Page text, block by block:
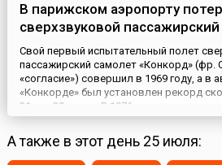
В парижском аэропорту
сверхзвуковой
Свой первый испытательный полет
пассажирский самолет «Конкорд» (фр.
«согласие») совершил в 1969 году, а в
«Конкорде» был установлен рекорд
31 час 30 минут. В 1976 году самолеты
коммерческие рейсы с пассажирами на
эксплуатации услугами «Конкордов»
трех миллионов...
А также в этот день 25 июля: